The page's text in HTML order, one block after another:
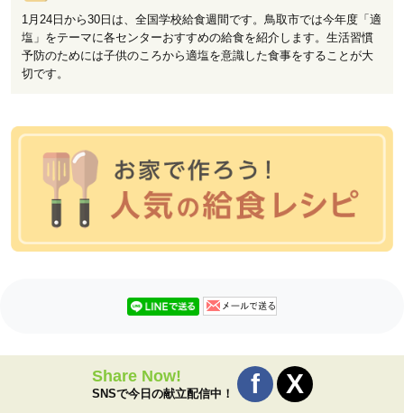
1月24日から30日は、全国学校給食週間です。鳥取市では今年度「適
塩」をテーマに各センターおすすめの給食を紹介します。生活習慣
予防のためには子供のころから適塩を意識した食事をすることが大
切です。
Share Now!
SNSで今日の献立配信中！